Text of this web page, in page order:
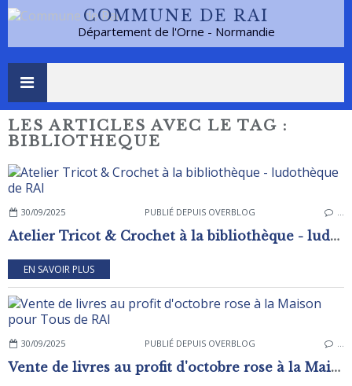
COMMUNE DE RAI
Département de l'Orne - Normandie
LES ARTICLES AVEC LE TAG :
BIBLIOTHEQUE
30/09/2025 PUBLIÉ DEPUIS OVERBLOG
Atelier Tricot & Crochet à la bibliothèque - ludothèque de RAI
EN SAVOIR PLUS
30/09/2025 PUBLIÉ DEPUIS OVERBLOG
Vente de livres au profit d'octobre rose à la Maison pour Tous de RAI